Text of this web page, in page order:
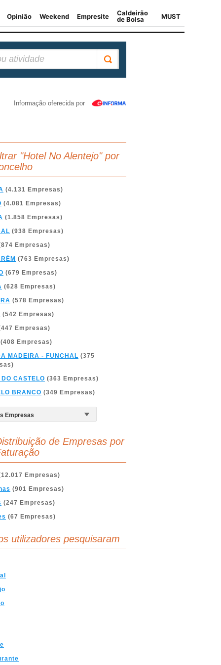
Informação oferecida por
"Hotel No Alentejo" por
(4.131 Empresas)
(4.081 Empresas)
(1.858 Empresas)
(938 Empresas)
Empresas)
(763 Empresas)
(679 Empresas)
(628 Empresas)
(578 Empresas)
(542 Empresas)
Empresas)
(408 Empresas)
MADEIRA - FUNCHAL (375
CASTELO (363 Empresas)
BRANCO (349 Empresas)
de Empresas por
Empresas)
(901 Empresas)
(247 Empresas)
(67 Empresas)
utilizadores pesquisaram